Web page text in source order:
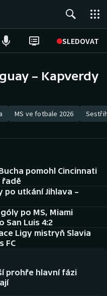
SLEDOVAT
– Kapverdy
MS ve fotbale 2026
pomohl Cincinnati
řadě
po utkání Jihlava –
po MS, Miami
San Luis 4:2
Ligy mistryň Slavia
FC
prohře hlavní fázi